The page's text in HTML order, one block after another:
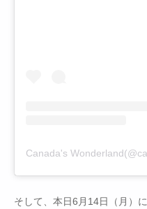
そして、本日6月14日（月）に